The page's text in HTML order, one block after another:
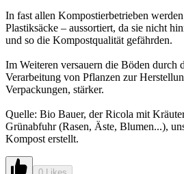
In fast allen Kompostierbetrieben
Plastiksäcke – aussortiert, da sie nicht
und so die Kompostqualität gefährden.
Im Weiteren versauern die Böden durch
Verarbeitung von Pflanzen zur
Verpackungen, stärker.
Quelle: Bio Bauer, der Ricola mit
Grünabfuhr (Rasen, Äste, Blumen...),
Kompost erstellt.